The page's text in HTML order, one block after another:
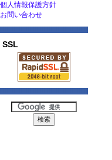
個人情報保護方針
お問い合わせ
SSL